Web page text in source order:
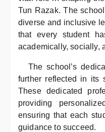
Tun Razak. The
diverse and inclusive
that every student
academically, socially,
The school’s
further reflected in its
These dedicated
providing
ensuring that each
guidance to succeed.